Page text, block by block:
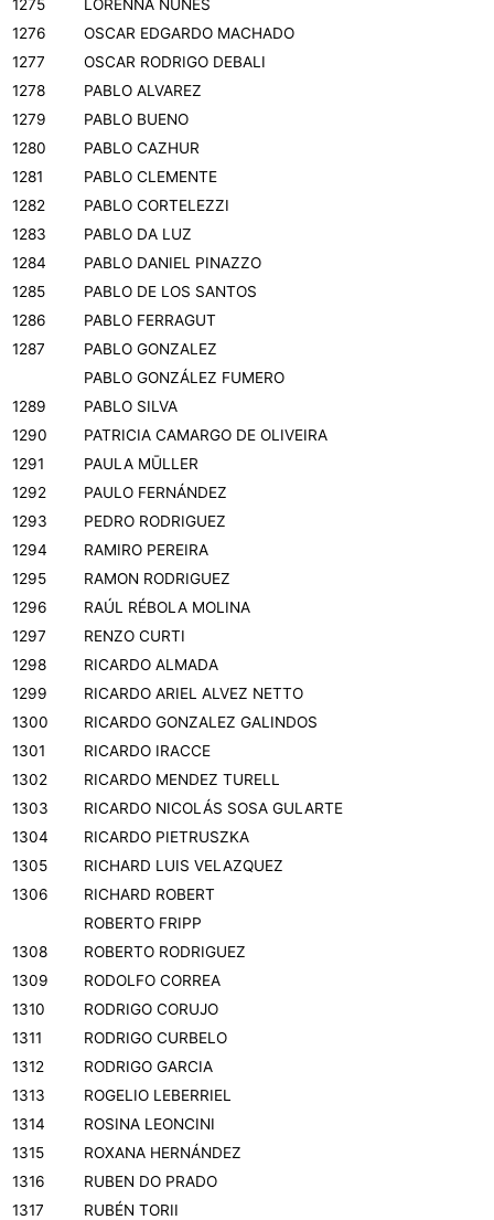
1275
LORENNA NUNES
1276
OSCAR EDGARDO MACHADO
1277
OSCAR RODRIGO DEBALI
1278
PABLO ALVAREZ
1279
PABLO BUENO
1280
PABLO CAZHUR
1281
PABLO CLEMENTE
1282
PABLO CORTELEZZI
1283
PABLO DA LUZ
1284
PABLO DANIEL PINAZZO
1285
PABLO DE LOS SANTOS
1286
PABLO FERRAGUT
1287
PABLO GONZALEZ
PABLO GONZÁLEZ FUMERO
1289
PABLO SILVA
1290
PATRICIA CAMARGO DE OLIVEIRA
1291
PAULA MŪLLER
1292
PAULO FERNÁNDEZ
1293
PEDRO RODRIGUEZ
1294
RAMIRO PEREIRA
1295
RAMON RODRIGUEZ
1296
RAÚL RÉBOLA MOLINA
1297
RENZO CURTI
1298
RICARDO ALMADA
1299
RICARDO ARIEL ALVEZ NETTO
1300
RICARDO GONZALEZ GALINDOS
1301
RICARDO IRACCE
1302
RICARDO MENDEZ TURELL
1303
RICARDO NICOLÁS SOSA GULARTE
1304
RICARDO PIETRUSZKA
1305
RICHARD LUIS VELAZQUEZ
1306
RICHARD ROBERT
ROBERTO FRIPP
1308
ROBERTO RODRIGUEZ
1309
RODOLFO CORREA
1310
RODRIGO CORUJO
1311
RODRIGO CURBELO
1312
RODRIGO GARCIA
1313
ROGELIO LEBERRIEL
1314
ROSINA LEONCINI
1315
ROXANA HERNÁNDEZ
1316
RUBEN DO PRADO
1317
RUBÉN TORII